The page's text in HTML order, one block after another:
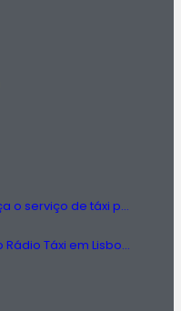
Táxis Amadora: Conheça o serviço de táxi prestado na região da Amadora.
Número de Táxi: Serviço Rádio Táxi em Lisboa, Entre em Contato Agora!